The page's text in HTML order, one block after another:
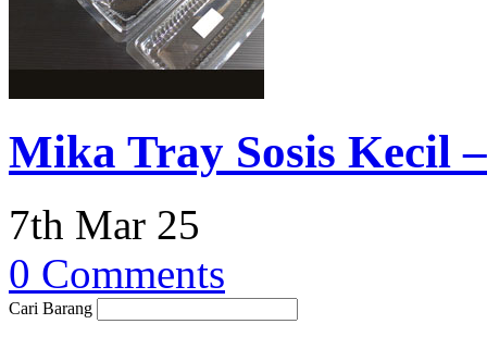
Mika Tray Sosis Kecil
7th Mar 25
0 Comments
Cari Barang